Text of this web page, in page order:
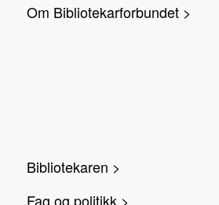
Om Bibliotekarforbundet >
Bibliotekaren >
Fag og politikk >